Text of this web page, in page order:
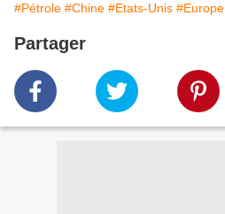
#Pétrole #Chine #Etats-Unis #Europe
Partager